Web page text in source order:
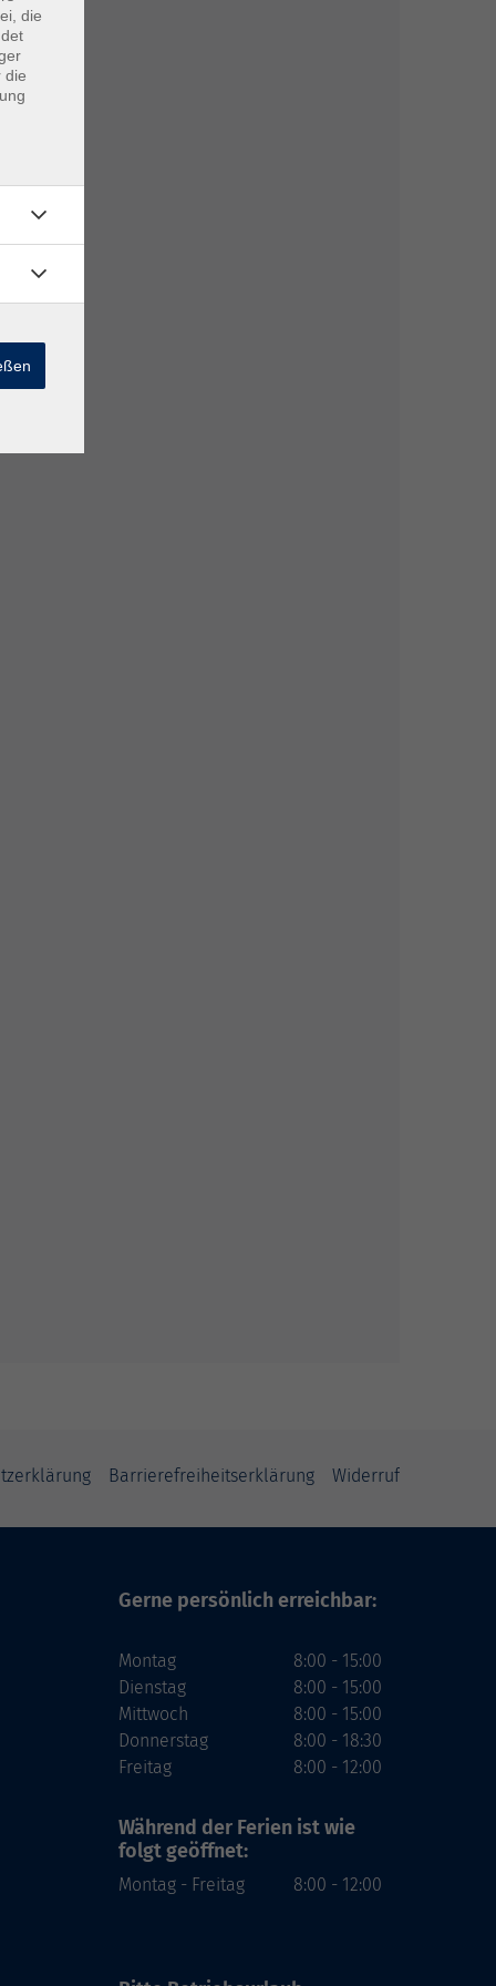
Barrierefreiheitserklärung Widerruf
Gerne persönlich erreichbar:
Montag
Dienstag
Mittwoch
Donnerstag
Freitag
8:00 - 15:00
8:00 - 15:00
8:00 - 15:00
8:00 - 18:30
8:00 - 12:00
Während der Ferien ist wie
folgt geöffnet:
Montag - Freitag 8:00 - 12:00
die
die